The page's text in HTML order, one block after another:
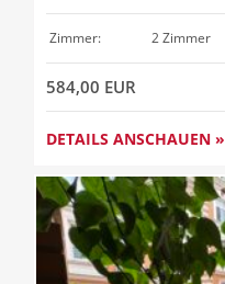
Zimmer: 2 Zimmer
584,00 EUR
DETAILS ANSCHAUEN »